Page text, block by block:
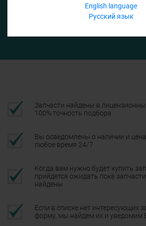
English language
Русский язык
Запчасти найдены в
100% точность подбора
Вы осведомлены о наличии и
любое время 24/7
Когда вам нужно будет купить
прийдется ожидать пока
найдены
Если в списке нет интересующих
форму, мы найдем их и уведомим